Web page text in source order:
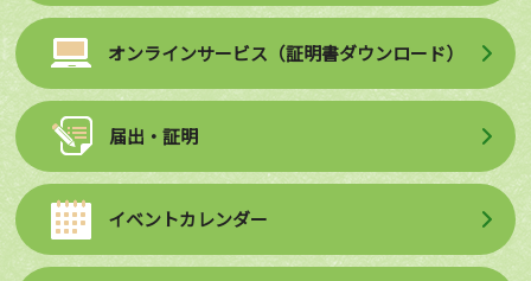
オンラインサービス（証明書ダウンロード）
届出・証明
イベントカレンダー